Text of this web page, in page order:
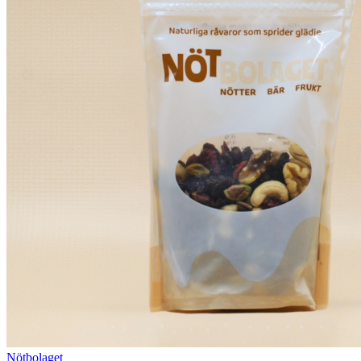
Nötbolaget